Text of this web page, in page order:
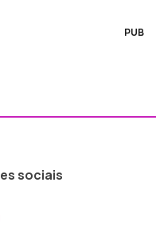
PUB
sociais
ao